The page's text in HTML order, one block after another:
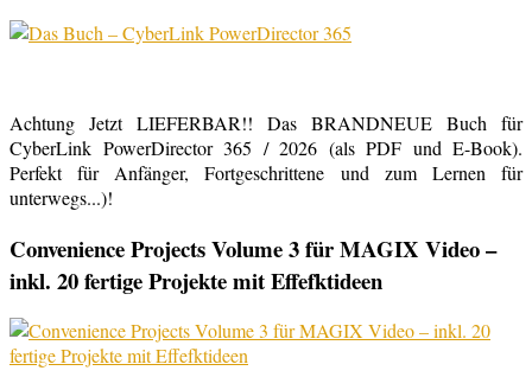
Achtung Jetzt LIEFERBAR!! Das BRANDNEUE Buch für
CyberLink PowerDirector 365 / 2026 (als PDF und E-Book).
Perfekt für Anfänger, Fortgeschrittene und zum Lernen für
unterwegs...)!
Convenience Projects Volume 3 für MAGIX Video –
inkl. 20 fertige Projekte mit Effefktideen